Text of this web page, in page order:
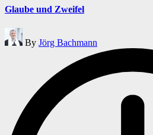
Glaube und Zweifel
Posted
by
By Jörg Bachmann